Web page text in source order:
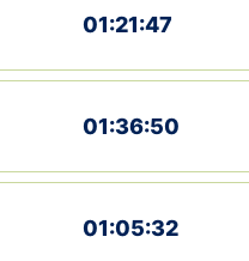
01:21:47
01:36:50
01:05:32